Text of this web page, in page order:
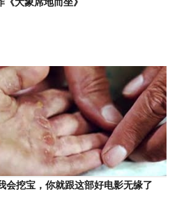
会挖宝，你就跟这部好电影无缘了